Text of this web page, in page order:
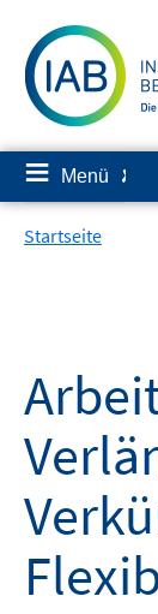
zum
Inhalt
≡ Menü ✘
Startseite